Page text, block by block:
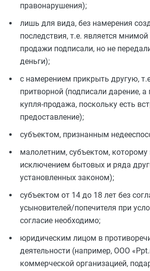
правонарушения);
лишь для вида, без намерения
последствия, т.е. является
продажи подписали, но не
деньги);
с намерением прикрыть другую,
притворной (подписали дарение, а
купля-продажа, поскольку есть
предоставление);
субъектом, признанным
малолетним, субъектом, которому
исключением бытовых и ряда
установленных законом);
субъектом от 14 до 18 лет без
усыновителей/попечителя при
согласие необходимо;
юридическим лицом в
деятельности (например, ООО
коммерческой организацией,